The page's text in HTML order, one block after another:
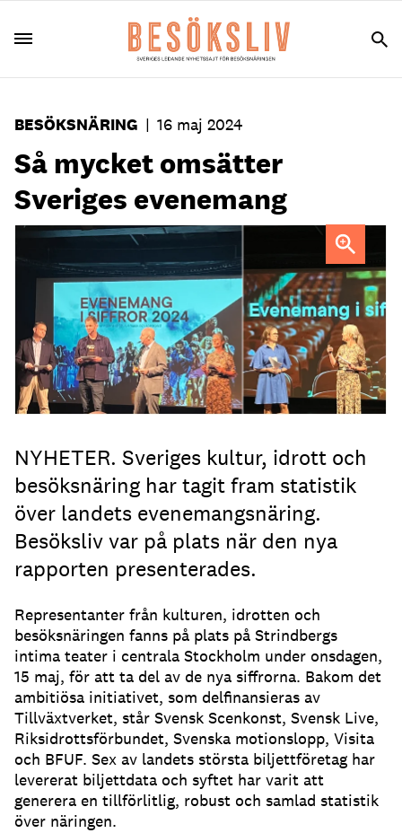
BESÖKSNÄRING | 16 maj 2024
Så mycket omsätter
Sveriges evenemang
NYHETER. Sveriges kultur, idrott och
besöksnäring har tagit fram statistik
över landets evenemangsnäring.
Besöksliv var på plats när den nya
rapporten presenterades.
Representanter från kulturen, idrotten och
besöksnäringen fanns på plats på Strindbergs
intima teater i centrala Stockholm under onsdagen,
15 maj, för att ta del av de nya siffrorna. Bakom det
ambitiösa initiativet, som delfinansieras av
Tillväxtverket, står Svensk Scenkonst, Svensk Live,
Riksidrottsförbundet, Svenska motionslopp, Visita
och BFUF. Sex av landets största biljettföretag har
levererat biljettdata och syftet har varit att
generera en tillförlitlig, robust och samlad statistik
över näringen.